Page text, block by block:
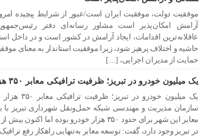
موفقیت دولت، موفقیت ایران است/عبور از شرایط پیچیده
آرامش امکان‌پذیر است مشاور رسانه‌ای دفتر
عاقلانه‌ترین اقدامات، ایجاد آرامش در کشور است و در داخل
حاشیه و اختلاف پرهیز شود، زیرا موفقیت استاندار به معنای
حمایت از مدیران اجرایی، […]
یک میلیون خودرو در تبریز؛ ظرفیت ترافیکی معابر ۳۵۰ هزار خودرو
یک میلیون خودرو
سازمان مدیریت و مهندسی شبکه حمل‌ونقل شهرداری تبریز با
معابر این شهر برای حدود ۳۵۰ هزار خودرو بوده اما
در تبریز وجود دارد، گفت: توسعه معابر به‌تنهایی راهکار رفع